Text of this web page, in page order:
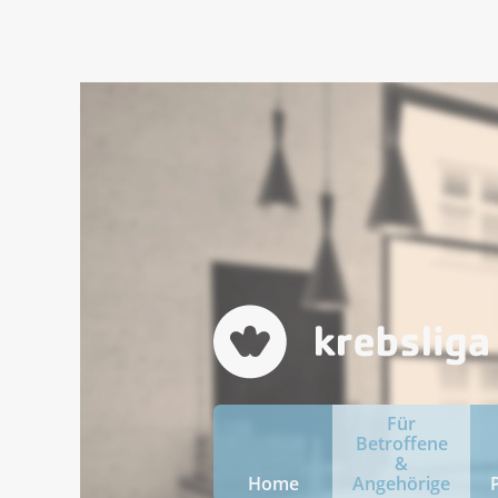
Home
Für
Betroffene
&
Angehörige